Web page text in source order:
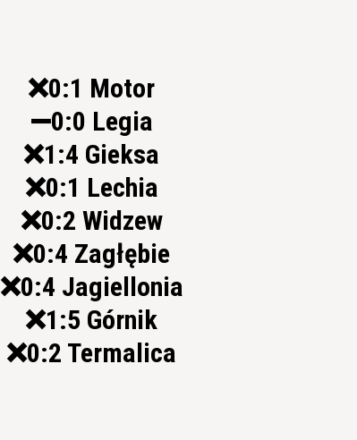
❌0:1 Motor
➖0:0 Legia
❌1:4 Gieksa
❌0:1 Lechia
❌0:2 Widzew
❌0:4 Zagłębie
❌0:4 Jagiellonia
❌1:5 Górnik
❌0:2 Termalica